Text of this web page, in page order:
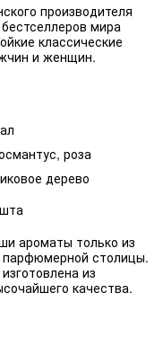
производителя
бестселлеров мира
классические
и женщин.
роза
дерево
ароматы только из
парфюмерной столицы.
из
качества.